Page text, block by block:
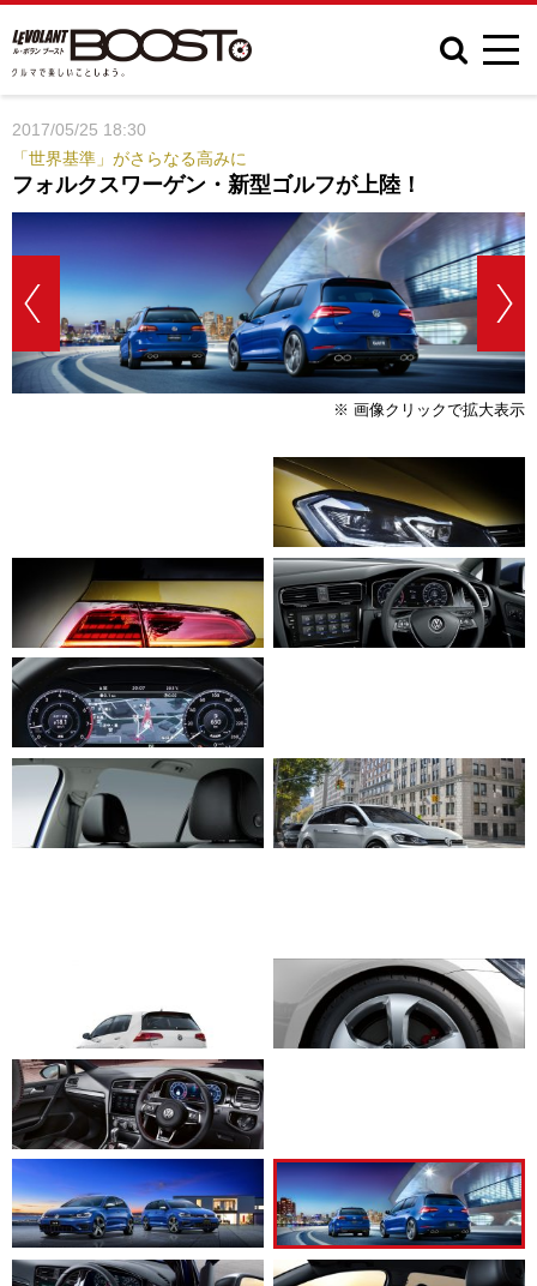
2017/05/25 18:30
「世界基準」がさらなる高みに
フォルクスワーゲン・新型ゴルフが上陸！
※ 画像クリックで拡大表示